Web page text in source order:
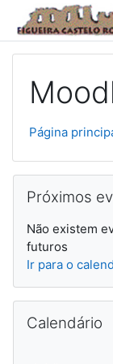
Ir para o conteúdo
Página
Próximos
Não existem
futuros
Ir para o
Calendário